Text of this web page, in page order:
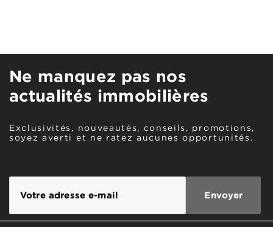
Ne manquez pas nos
actualités immobilières
Exclusivités, nouveautés, conseils, promotions,
soyez averti et ne ratez aucunes opportunités.